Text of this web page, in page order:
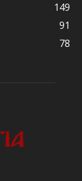
149
91
78